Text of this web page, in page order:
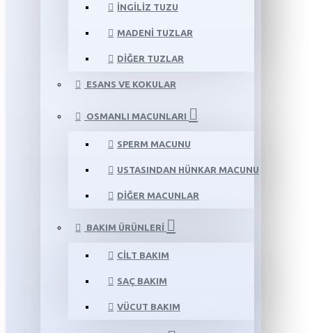
İNGILIZ TUZU
MADENI TUZLAR
DIĞER TUZLAR
ESANS VE KOKULAR
OSMANLI MACUNLARI
SPERM MACUNU
USTASINDAN HÜNKAR MACUNU
DIĞER MACUNLAR
BAKIM ÜRÜNLERI
CILT BAKIM
SAÇ BAKIM
VÜCUT BAKIM